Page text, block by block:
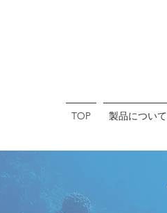
TOP 製品について